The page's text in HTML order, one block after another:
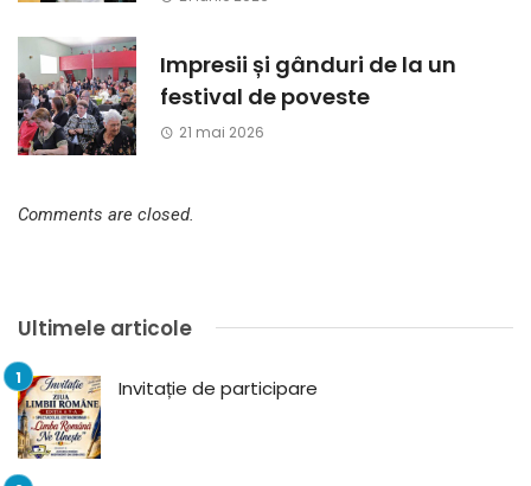
Impresii și gânduri de la un
festival de poveste
21 mai 2026
Comments are closed.
Ultimele articole
Invitație de participare